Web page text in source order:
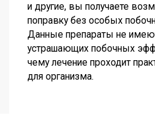
и другие, вы получаете
поправку без особых
Данные препараты не
устрашающих побочных
чему лечение проходит
для организма.